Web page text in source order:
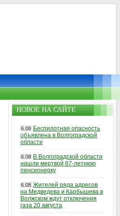
НОВОЕ НА САЙТЕ
6.08 Беспилотная опасность
объявлена в Волгоградской
области
6.08 В Волгоградской области
нашли мертвой 87-летнюю
пенсионерку
6.08 Жителей ряда адресов
на Медведева и Карбышева в
Волжском ждут отключения
газа 20 августа